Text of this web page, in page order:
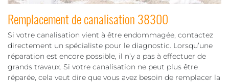
Remplacement de canalisation 38300
Si votre canalisation vient à être endommagée, contactez
directement un spécialiste pour le diagnostic. Lorsqu’une
réparation est encore possible, il n’y a pas à effectuer de
grands travaux. Si votre canalisation ne peut plus être
réparée, cela veut dire que vous avez besoin de remplacer la